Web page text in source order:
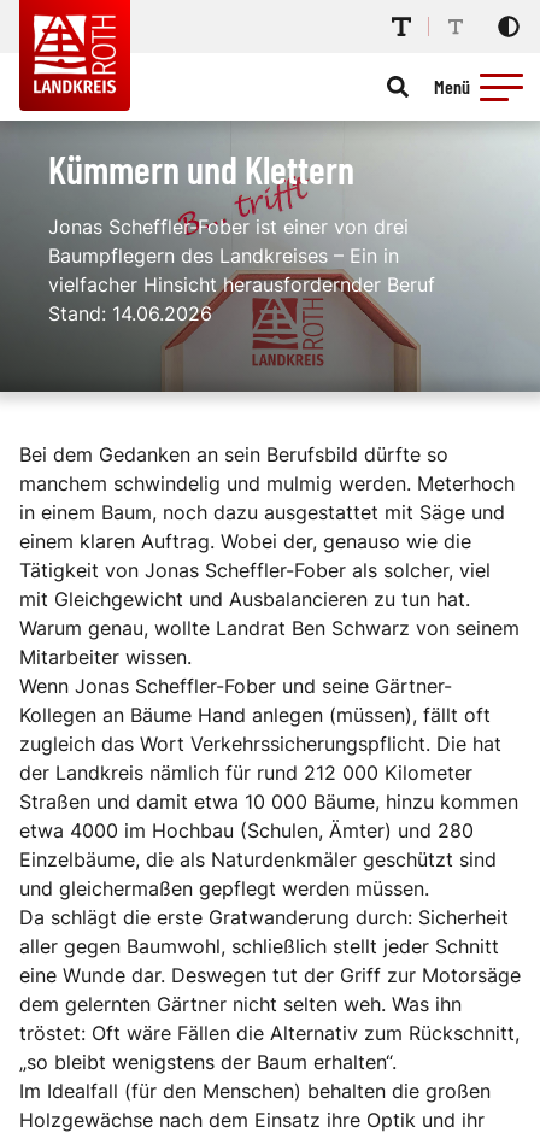
Menü
Kümmern und Klettern
Jonas Scheffler-Fober ist einer von drei
Baumpflegern des Landkreises – Ein in
vielfacher Hinsicht herausfordernder Beruf
Stand: 14.06.2026
Bei dem Gedanken an sein Berufsbild dürfte so
manchem schwindelig und mulmig werden. Meterhoch
in einem Baum, noch dazu ausgestattet mit Säge und
einem klaren Auftrag. Wobei der, genauso wie die
Tätigkeit von Jonas Scheffler-Fober als solcher, viel
mit Gleichgewicht und Ausbalancieren zu tun hat.
Warum genau, wollte Landrat Ben Schwarz von seinem
Mitarbeiter wissen.
Wenn Jonas Scheffler-Fober und seine Gärtner-
Kollegen an Bäume Hand anlegen (müssen), fällt oft
zugleich das Wort Verkehrssicherungspflicht. Die hat
der Landkreis nämlich für rund 212 000 Kilometer
Straßen und damit etwa 10 000 Bäume, hinzu kommen
etwa 4000 im Hochbau (Schulen, Ämter) und 280
Einzelbäume, die als Naturdenkmäler geschützt sind
und gleichermaßen gepflegt werden müssen.
Da schlägt die erste Gratwanderung durch: Sicherheit
aller gegen Baumwohl, schließlich stellt jeder Schnitt
eine Wunde dar. Deswegen tut der Griff zur Motorsäge
dem gelernten Gärtner nicht selten weh. Was ihn
tröstet: Oft wäre Fällen die Alternativ zum Rückschnitt,
„so bleibt wenigstens der Baum erhalten“.
Im Idealfall (für den Menschen) behalten die großen
Holzgewächse nach dem Einsatz ihre Optik und ihr